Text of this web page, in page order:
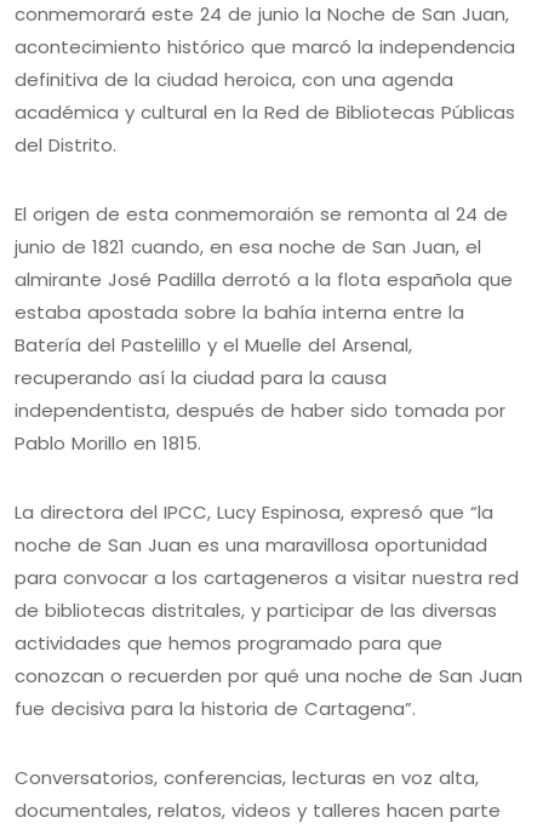
conmemorará este 24 de junio la Noche de San Juan,
acontecimiento histórico que marcó la independencia
definitiva de la ciudad heroica, con una agenda
académica y cultural en la Red de Bibliotecas Públicas
del Distrito.
El origen de esta conmemoraión se remonta al 24 de
junio de 1821 cuando, en esa noche de San Juan, el
almirante José Padilla derrotó a la flota española que
estaba apostada sobre la bahía interna entre la
Batería del Pastelillo y el Muelle del Arsenal,
recuperando así la ciudad para la causa
independentista, después de haber sido tomada por
Pablo Morillo en 1815.
La directora del IPCC, Lucy Espinosa, expresó que “la
noche de San Juan es una maravillosa oportunidad
para convocar a los cartageneros a visitar nuestra red
de bibliotecas distritales, y participar de las diversas
actividades que hemos programado para que
conozcan o recuerden por qué una noche de San Juan
fue decisiva para la historia de Cartagena”.
Conversatorios, conferencias, lecturas en voz alta,
documentales, relatos, videos y talleres hacen parte